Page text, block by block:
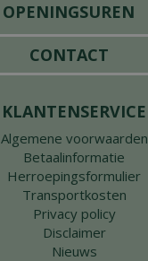
OPENINGSUREN
CONTACT
KLANTENSERVICE
Algemene voorwaarden
Betaalinformatie
Herroepingsformulier
Transportkosten
Privacy policy
Disclaimer
Nieuws